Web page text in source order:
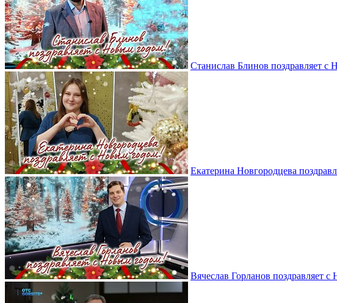
Станислав Блинов поздравляет с
Екатерина Новгородцева
Вячеслав Горланов поздравляет